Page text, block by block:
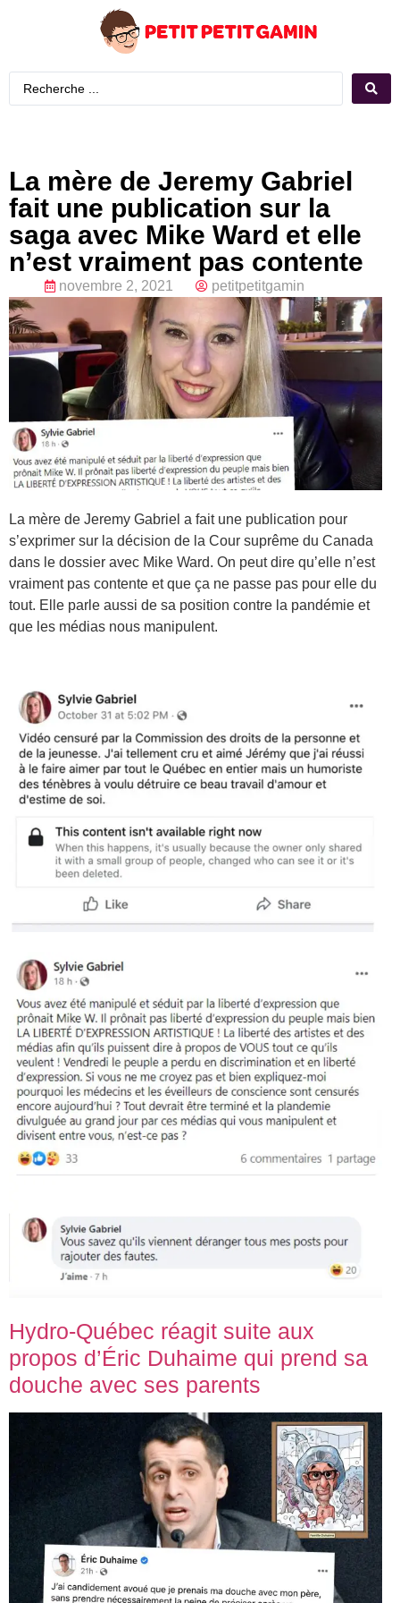
La mère de Jeremy Gabriel
fait une publication sur la
saga avec Mike Ward et elle
n’est vraiment pas contente
novembre 2, 2021 petitpetitgamin
La mère de Jeremy Gabriel a fait une publication pour
s’exprimer sur la décision de la Cour suprême du Canada
dans le dossier avec Mike Ward. On peut dire qu’elle n’est
vraiment pas contente et que ça ne passe pas pour elle du
tout. Elle parle aussi de sa position contre la pandémie et
que les médias nous manipulent.
Hydro-Québec réagit suite aux
propos d’Éric Duhaime qui prend sa
douche avec ses parents